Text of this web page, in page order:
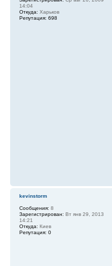
14:04
Откуда: Харьков
Репутация: 698
kevinstorm
Сообщения: 8
Зарегистрирован: Вт янв 29, 2013
14:21
Откуда: Киев
Репутация: 0